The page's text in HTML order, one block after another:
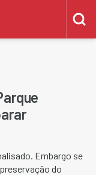
Embargo se
do